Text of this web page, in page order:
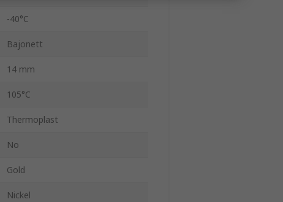
-40°C
Bajonett
14 mm
105°C
Thermoplast
No
Gold
Nickel